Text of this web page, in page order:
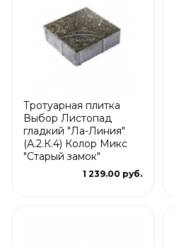
Тротуарная плитка
Выбор Листопад
гладкий "Ла-Линия"
(А.2.К.4) Колор Микс
"Старый замок"
1 239.00 руб.